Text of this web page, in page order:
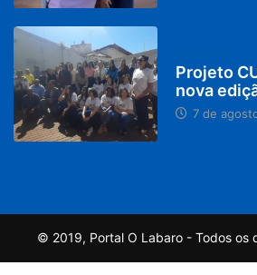
Projeto
nova
7 de
© 2019, Portal O Labaro - Todos os